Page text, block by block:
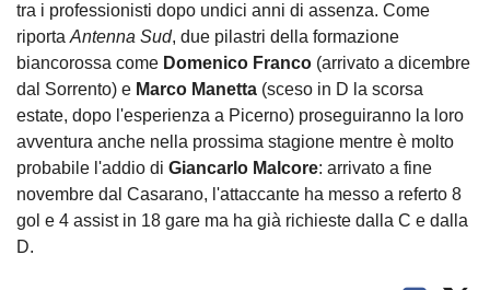
tra i professionisti dopo undici anni di assenza. Come
riporta Antenna Sud, due pilastri della formazione
biancorossa come Domenico Franco (arrivato a dicembre
dal Sorrento) e Marco Manetta (sceso in D la scorsa
estate, dopo l'esperienza a Picerno) proseguiranno la loro
avventura anche nella prossima stagione mentre è molto
probabile l'addio di Giancarlo Malcore: arrivato a fine
novembre dal Casarano, l'attaccante ha messo a referto 8
gol e 4 assist in 18 gare ma ha già richieste dalla C e dalla
D.